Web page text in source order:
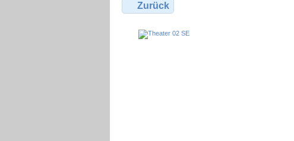
Zurück